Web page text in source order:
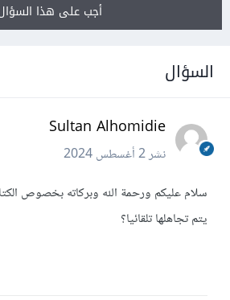
أجب على هذا السؤال
السؤال
Sultan Alhomidie
نشر2 أغسطس 2024
يتم تجاهلها تلقائيا؟